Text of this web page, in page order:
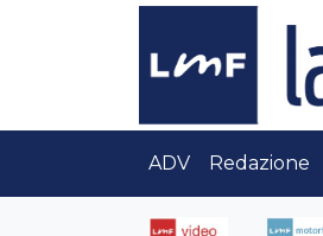
ADV Redazione